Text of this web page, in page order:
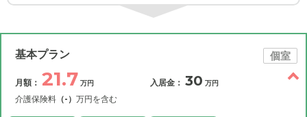
基本プラン 個室
月額： 21.7 万円
介護保険料 （-） 万円を含む
入居金： 30 万円